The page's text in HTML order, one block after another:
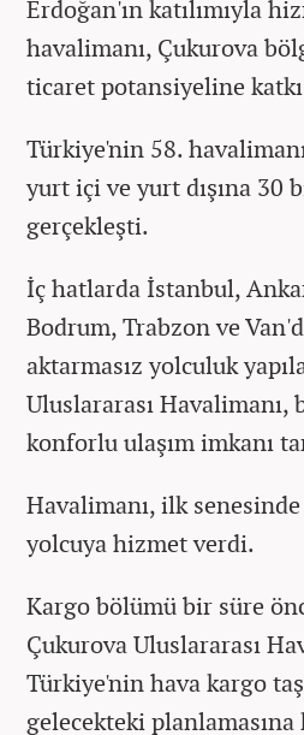
Erdoğan'ın katılımıyla
havalimanı, Çukurova
ticaret potansiyeline
Türkiye'nin 58.
yurt içi ve yurt dışına 30
gerçekleşti.
İç hatlarda İstanbul,
Bodrum, Trabzon ve
aktarmasız yolculuk
Uluslararası Havalimanı,
konforlu ulaşım imkanı
Havalimanı, ilk
yolcuya hizmet verdi.
Kargo bölümü bir süre
Çukurova Uluslararası
Türkiye'nin hava kargo
gelecekteki planlamasına